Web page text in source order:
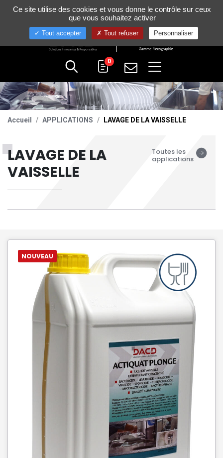
+33 (0)4 75 58 80 10
0
Accueil APPLICATIONS LAVAGE DE LA VAISSELLE
LAVAGE DE LA
VAISSELLE
Toutes les
applications
NOUVEAU
Gestion de vos préférences sur les cookies
Ce site utilise des cookies et vous donne le contrôle sur ceux
que vous souhaitez activer
Tout accepter Tout refuser Personnaliser